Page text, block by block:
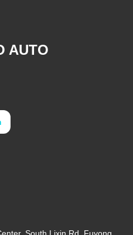
AUTO
South Lixin Rd, Fuyong